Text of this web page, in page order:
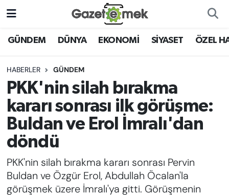
GÜNDEM DÜNYA EKONOMİ SİYASET ÖZEL
HABERLER GÜNDEM
PKK'nin silah bırakma
kararı sonrası ilk görüşme:
Buldan ve Erol İmralı'dan
döndü
PKK'nin silah bırakma kararı sonrası Pervin
Buldan ve Özgür Erol, Abdullah Öcalan'la
görüşmek üzere İmralı'ya gitti. Görüşmenin
DÜNYA
EKONOMİ
EMEK HABERLERİ
YENİ MEDYADA EMEK
GAZETECİLİĞİNİ GELİŞTİRMEK
FAYDALI BİLGİLER
GÜNDEM
Nöbetçi Eczaneler
Hava Durumu
İstanbul Namaz Vakitleri
Trafik Durumu
Süper Lig Puan Durumu ve Fikstür
Tüm Manşetler